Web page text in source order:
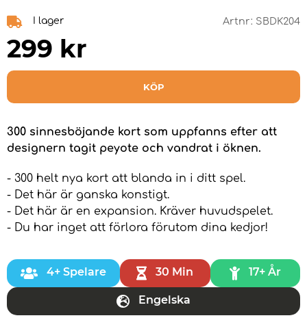
I lager Artnr: SBDK204
299 kr
KÖP
300 sinnesböjande kort som uppfanns efter att
designern tagit peyote och vandrat i öknen.
- 300 helt nya kort att blanda in i ditt spel.
- Det här är ganska konstigt.
- Det här är en expansion. Kräver huvudspelet.
- Du har inget att förlora förutom dina kedjor!
4+ Spelare 30 Min 17+ År
Engelska